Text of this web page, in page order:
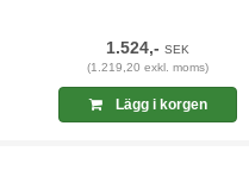
1.524,-SEK
(1.219,20 exkl. moms)
Lägg i korgen